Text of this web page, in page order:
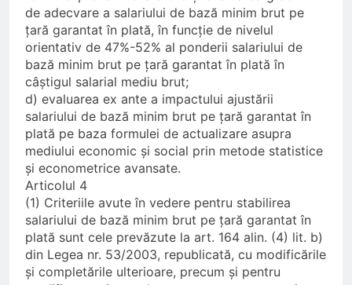
de adecvare a salariului de bază minim brut pe
țară garantat în plată, în funcție de nivelul
orientativ de 47%-52% al ponderii salariului de
bază minim brut pe țară garantat în plată în
câștigul salarial mediu brut;
d) evaluarea ex ante a impactului ajustării
salariului de bază minim brut pe țară garantat în
plată pe baza formulei de actualizare asupra
mediului economic și social prin metode statistice
și econometrice avansate.
Articolul 4
(1) Criteriile avute în vedere pentru stabilirea
salariului de bază minim brut pe țară garantat în
plată sunt cele prevăzute la art. 164 alin. (4) lit. b)
din Legea nr. 53/2003, republicată, cu modificările
și completările ulterioare, precum și pentru